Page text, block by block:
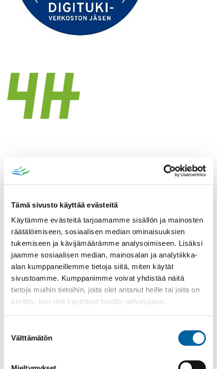
Tämä sivusto käyttää evästeitä
Käytämme evästeitä tarjoamamme sisällön ja mainosten
räätälöimiseen, sosiaalisen median ominaisuuksien
tukemiseen ja kävijämäärämme analysoimiseen. Lisäksi
jaamme sosiaalisen median, mainosalan ja analytiikka-
alan kumppaneillemme tietoja siitä, miten käytät
sivustoamme. Kumppanimme voivat yhdistää näitä
tietoja muihin tietoihin, joita olet antanut heille tai joita on
kerätty, kun olet käyttänyt heidän palvelujaan.
valinta
Välttämätön
KIRJASTO
HAKU JA UUSINNAT (VERKKOKIRJASTO)
AUKIOLOAJAT
ASIOINTI JA PALVELUT
LEHTISALIN OMATOIMIAIKA
E-AINEISTOT